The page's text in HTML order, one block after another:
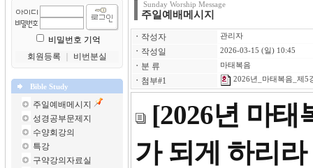
비밀번호 기억
회원등록
비번분실
Bible Study
주일예배메시지
성경공부문제지
수양회강의
특강
구약강의자료실
Sunday Worship Message
주일예배메시지
ㆍ 작성자 관리자
ㆍ 작성일 2026-03-15 (일) 10:45
ㆍ 분 류 마태복음
ㆍ 첨부#1 2026년_마태복음_제5
[2026년 마태
가 되게 하리라